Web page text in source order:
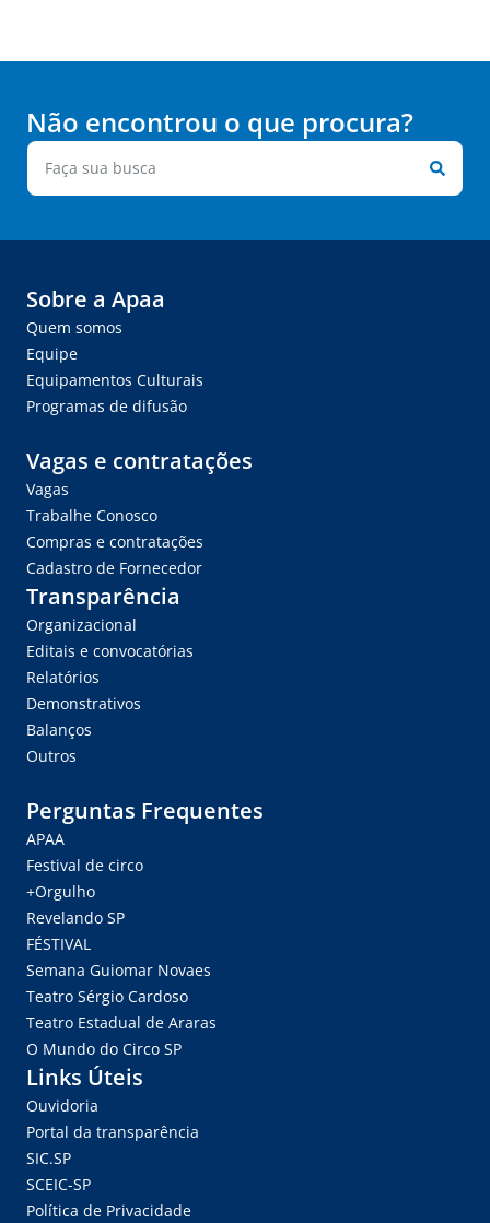
Não encontrou o que procura?
Sobre a Apaa
Quem somos
Equipe
Equipamentos Culturais
Programas de difusão
Vagas e contratações
Vagas
Trabalhe Conosco
Compras e contratações
Cadastro de Fornecedor
Transparência
Organizacional
Editais e convocatórias
Relatórios
Demonstrativos
Balanços
Outros
Perguntas Frequentes
APAA
Festival de circo
+Orgulho
Revelando SP
FÉSTIVAL
Semana Guiomar Novaes
Teatro Sérgio Cardoso
Teatro Estadual de Araras
O Mundo do Circo SP
Links Úteis
Ouvidoria
Portal da transparência
SIC.SP
SCEIC-SP
Política de Privacidade